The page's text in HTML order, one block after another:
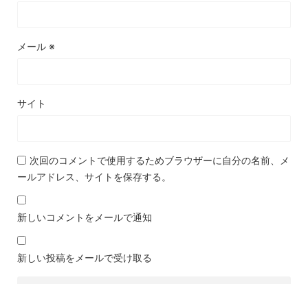
メール ※
サイト
次回のコメントで使用するためブラウザーに自分の名前、メ
ールアドレス、サイトを保存する。
新しいコメントをメールで通知
新しい投稿をメールで受け取る